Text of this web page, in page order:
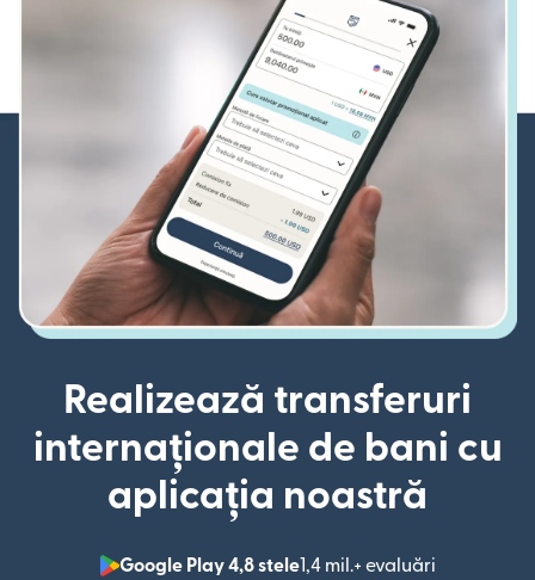
Realizează transferuri
internaționale de bani cu
aplicația noastră
Google Play 4,8 stele1,4 mil.+ evaluări